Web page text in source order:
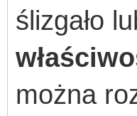
ślizgało
można